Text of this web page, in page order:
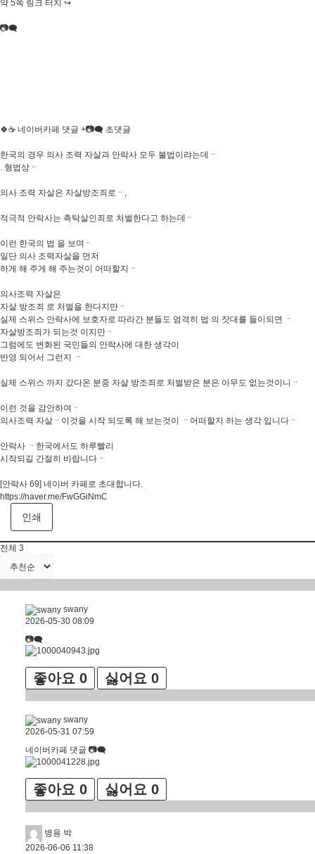
약 5쪽 링크 터치 ↪️
📷🗨
🍀☕️ 네이버카페 댓글 +📷🗨 초댓글
한국의 경우 의사 조력 자살과 안락사 모두 불법이랴는데ᆢ
. 형법상ᆢ
의사 조력 자살은 자살방조죄로ᆢ,
적극적 안락사는 촉탁살인죄로 처벌한다고 하는데ᆢ
이런 한국의 법 을 보며ᆢ
일단 의사 조력자살을 먼저
하게 해 주게 해 주는것이 어떠할지ᆢ
의사조력 자살은
자살 방조죄 로 처벌을 한다지만ᆢ
실제 스위스 안락사에 보호자로 따라간 분들도 엄격히 법 의 잣대를 들이되면 ᆢ
자살방조죄가 되는것 이지만ᆢ
그럼에도 변화된 국민들의 안락사에 대한 생각이
반영 되어서 그런지 ᆢ
실제 스위스 까지 갔다온 분중 자살 방조죄로 처벌받은 분은 아무도 없는것이니ᆢ
이런 것을 감안하여ᆢ
의사조력 자살ᆢ이것을 시작 되도록 해 보는것이 ᆢ어떠할지 하는 생각 입니다ᆢ
안락사 ᆢ한국에서도 하루빨리
시작되길 간절히 바랍니다ᆢ
[안락사 69] 네이버 카페로 초대합니다.
https://naver.me/FwGGiNmC
인쇄
전체 3
swany
2026-05-30 08:09
📷🗨
좋아요 0 싫어요 0
swany
2026-05-31 07:59
네이버카페 댓글 📷🗨
좋아요 0 싫어요 0
병용 박
2026-06-06 11:38